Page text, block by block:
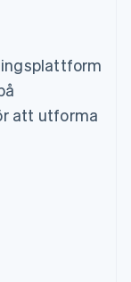
att utforma